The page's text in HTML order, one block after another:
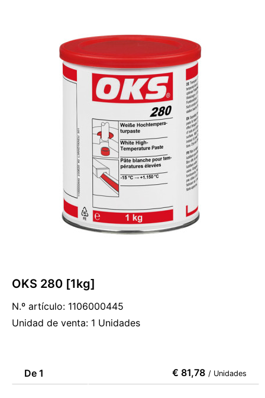
OKS 280 [1kg]
N.º artículo: 1106000445
Unidad de venta: 1 Unidades
De 1 € 81,78 / Unidades